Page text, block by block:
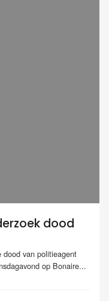
dood
dood van politieagent
op Bonaire...